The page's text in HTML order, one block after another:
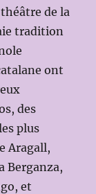
de la
tradition
ont
des
plus
Aragall,
Berganza,
et